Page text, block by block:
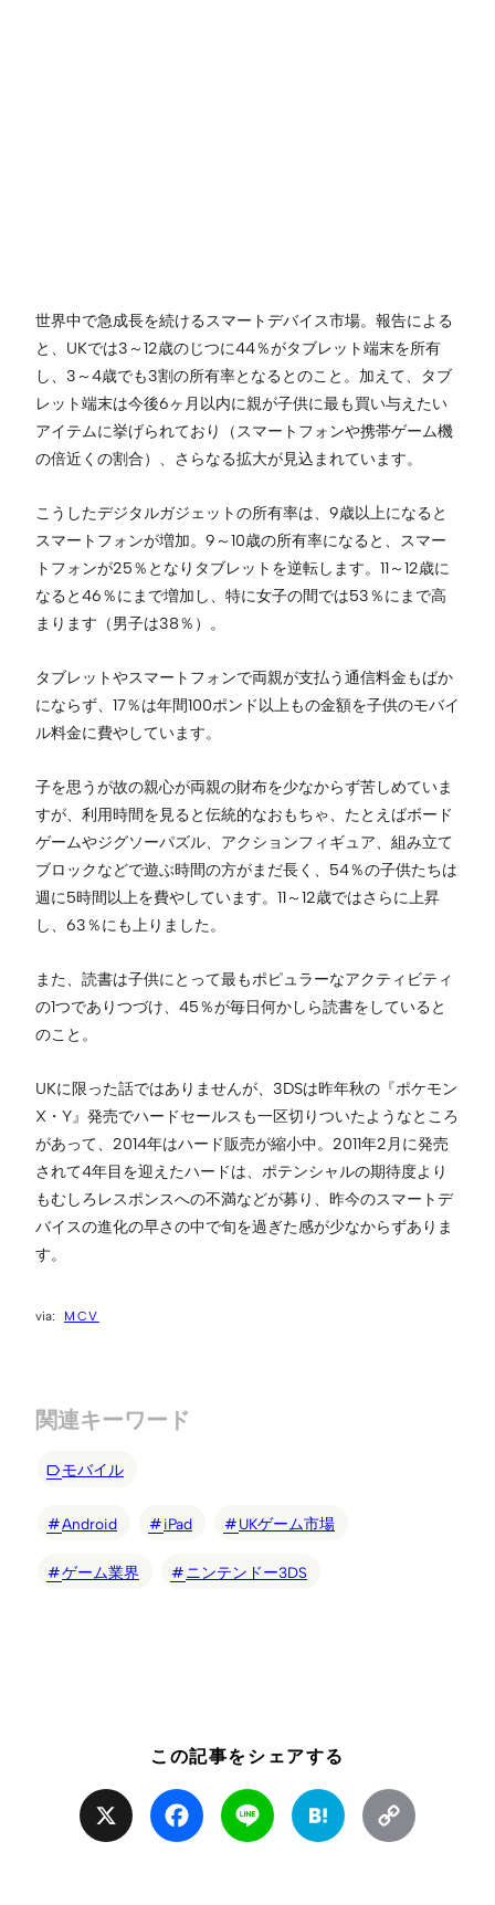
世界中で急成長を続けるスマートデバイス市場。報告による
と、UKでは3～12歳のじつに44％がタブレット端末を所有
し、3～4歳でも3割の所有率となるとのこと。加えて、タブ
レット端末は今後6ヶ月以内に親が子供に最も買い与えたい
アイテムに挙げられており（スマートフォンや携帯ゲーム機
の倍近くの割合）、さらなる拡大が見込まれています。
こうしたデジタルガジェットの所有率は、9歳以上になると
スマートフォンが増加。9～10歳の所有率になると、スマー
トフォンが25％となりタブレットを逆転します。11～12歳に
なると46％にまで増加し、特に女子の間では53％にまで高
まります（男子は38％）。
タブレットやスマートフォンで両親が支払う通信料金もばか
にならず、17％は年間100ポンド以上もの金額を子供のモバイ
ル料金に費やしています。
子を思うが故の親心が両親の財布を少なからず苦しめていま
すが、利用時間を見ると伝統的なおもちゃ、たとえばボード
ゲームやジグソーパズル、アクションフィギュア、組み立て
ブロックなどで遊ぶ時間の方がまだ長く、54％の子供たちは
週に5時間以上を費やしています。11～12歳ではさらに上昇
し、63％にも上りました。
また、読書は子供にとって最もポピュラーなアクティビティ
の1つでありつづけ、45％が毎日何かしら読書をしていると
のこと。
UKに限った話ではありませんが、3DSは昨年秋の『ポケモン
X・Y』発売でハードセールスも一区切りついたようなところ
があって、2014年はハード販売が縮小中。2011年2月に発売
されて4年目を迎えたハードは、ポテンシャルの期待度より
もむしろレスポンスへの不満などが募り、昨今のスマートデ
バイスの進化の早さの中で旬を過ぎた感が少なからずありま
す。
MCV
関連キーワード
モバイル
Android iPad UKゲーム市場
ゲーム業界 ニンテンドー3DS
この記事をシェアする
Facebook Line Hatena